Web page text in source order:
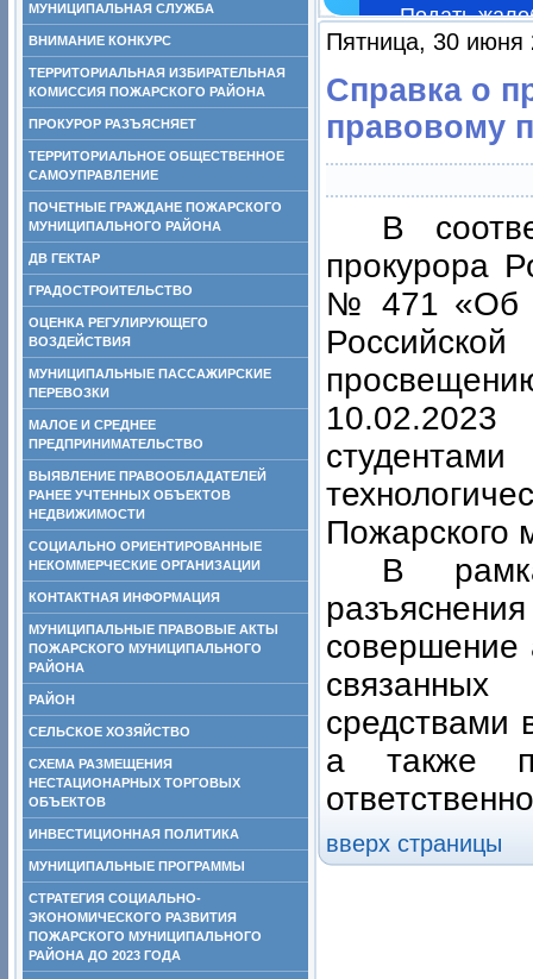
МУНИЦИПАЛЬНАЯ СЛУЖБА
ВНИМАНИЕ КОНКУРС
ТЕРРИТОРИАЛЬНАЯ ИЗБИРАТЕЛЬНАЯ
КОМИССИЯ ПОЖАРСКОГО РАЙОНА
ПРОКУРОР РАЗЪЯСНЯЕТ
ТЕРРИТОРИАЛЬНОЕ ОБЩЕСТВЕННОЕ
САМОУПРАВЛЕНИЕ
ПОЧЕТНЫЕ ГРАЖДАНЕ ПОЖАРСКОГО
МУНИЦИПАЛЬНОГО РАЙОНА
ДВ ГЕКТАР
ГРАДОСТРОИТЕЛЬСТВО
ОЦЕНКА РЕГУЛИРУЮЩЕГО
ВОЗДЕЙСТВИЯ
МУНИЦИПАЛЬНЫЕ ПАССАЖИРСКИЕ
ПЕРЕВОЗКИ
МАЛОЕ И СРЕДНЕЕ
ПРЕДПРИНИМАТЕЛЬСТВО
ВЫЯВЛЕНИЕ ПРАВООБЛАДАТЕЛЕЙ
РАНЕЕ УЧТЕННЫХ ОБЪЕКТОВ
НЕДВИЖИМОСТИ
СОЦИАЛЬНО ОРИЕНТИРОВАННЫЕ
НЕКОММЕРЧЕСКИЕ ОРГАНИЗАЦИИ
КОНТАКТНАЯ ИНФОРМАЦИЯ
МУНИЦИПАЛЬНЫЕ ПРАВОВЫЕ АКТЫ
ПОЖАРСКОГО МУНИЦИПАЛЬНОГО
РАЙОНА
РАЙОН
СЕЛЬСКОЕ ХОЗЯЙСТВО
СХЕМА РАЗМЕЩЕНИЯ
НЕСТАЦИОНАРНЫХ ТОРГОВЫХ
ОБЪЕКТОВ
ИНВЕСТИЦИОННАЯ ПОЛИТИКА
МУНИЦИПАЛЬНЫЕ ПРОГРАММЫ
СТРАТЕГИЯ СОЦИАЛЬНО-
ЭКОНОМИЧЕСКОГО РАЗВИТИЯ
ПОЖАРСКОГО МУНИЦИПАЛЬНОГО
РАЙОНА ДО 2023 ГОДА
Подать
Пятница, 30 июня
Справка о
правовому
В
прокурора
№ 471 «Об
Пожарского
В
совершение
средствами
а также
вверх страницы